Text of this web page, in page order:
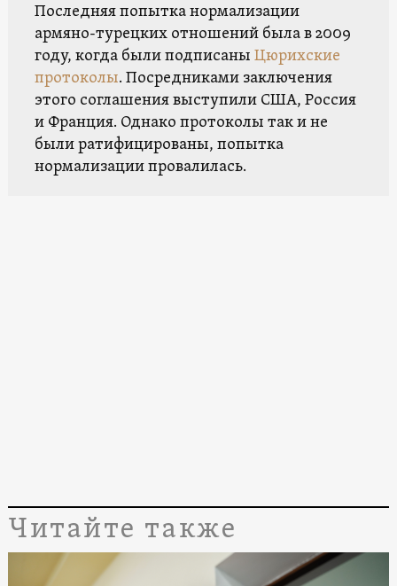
Последняя попытка нормализации
армяно-турецких отношений была в 2009
году, когда были подписаны Цюрихские
протоколы. Посредниками заключения
этого соглашения выступили США, Россия
и Франция. Однако протоколы так и не
были ратифицированы, попытка
нормализации провалилась.
Читайте также